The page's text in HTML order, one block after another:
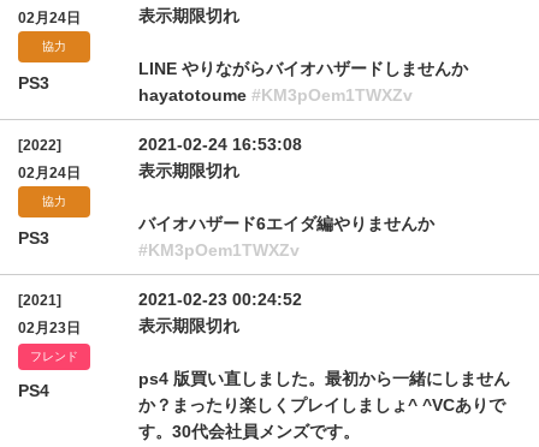
02月24日
協力
PS3
表示期限切れ
LINE やりながらバイオハザードしませんか
hayatotoume #KM3pOem1TWXZv
[2022]
02月24日
協力
PS3
2021-02-24 16:53:08
表示期限切れ
バイオハザード6エイダ編やりませんか
#KM3pOem1TWXZv
[2021]
02月23日
フレンド
PS4
2021-02-23 00:24:52
表示期限切れ
ps4 版買い直しました。最初から一緒にしません
か？まったり楽しくプレイしましょ^ ^VCありで
す。30代会社員メンズです。